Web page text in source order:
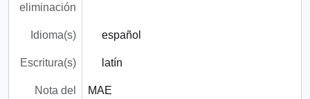
eliminación
Idioma(s) español
Escritura(s) latín
Nota del
MAE